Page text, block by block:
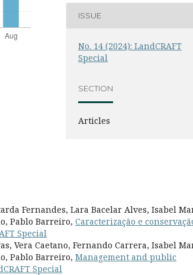
ISSUE
No. 14 (2024): LandCRAFT
Special
SECTION
Articles
Fernandes, Lara Bacelar Alves, Isabel
Pablo Barreiro, Caracterização e
Special
Vera Caetano, Fernando Carrera, Isabel
Pablo Barreiro, Management and public
Special